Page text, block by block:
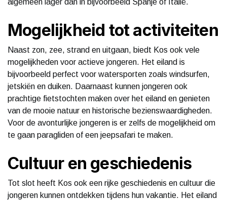
Mogelijkheid tot activiteiten
Naast zon, zee, strand en uitgaan, biedt Kos ook vele
mogelijkheden voor actieve jongeren. Het eiland is
bijvoorbeeld perfect voor watersporten zoals windsurfen,
jetskiën en duiken. Daarnaast kunnen jongeren ook
prachtige fietstochten maken over het eiland en genieten
van de mooie natuur en historische bezienswaardigheden.
Voor de avonturlijke jongeren is er zelfs de mogelijkheid om
te gaan paragliden of een jeepsafari te maken.
Cultuur en geschiedenis
Tot slot heeft Kos ook een rijke geschiedenis en cultuur die
jongeren kunnen ontdekken tijdens hun vakantie. Het eiland